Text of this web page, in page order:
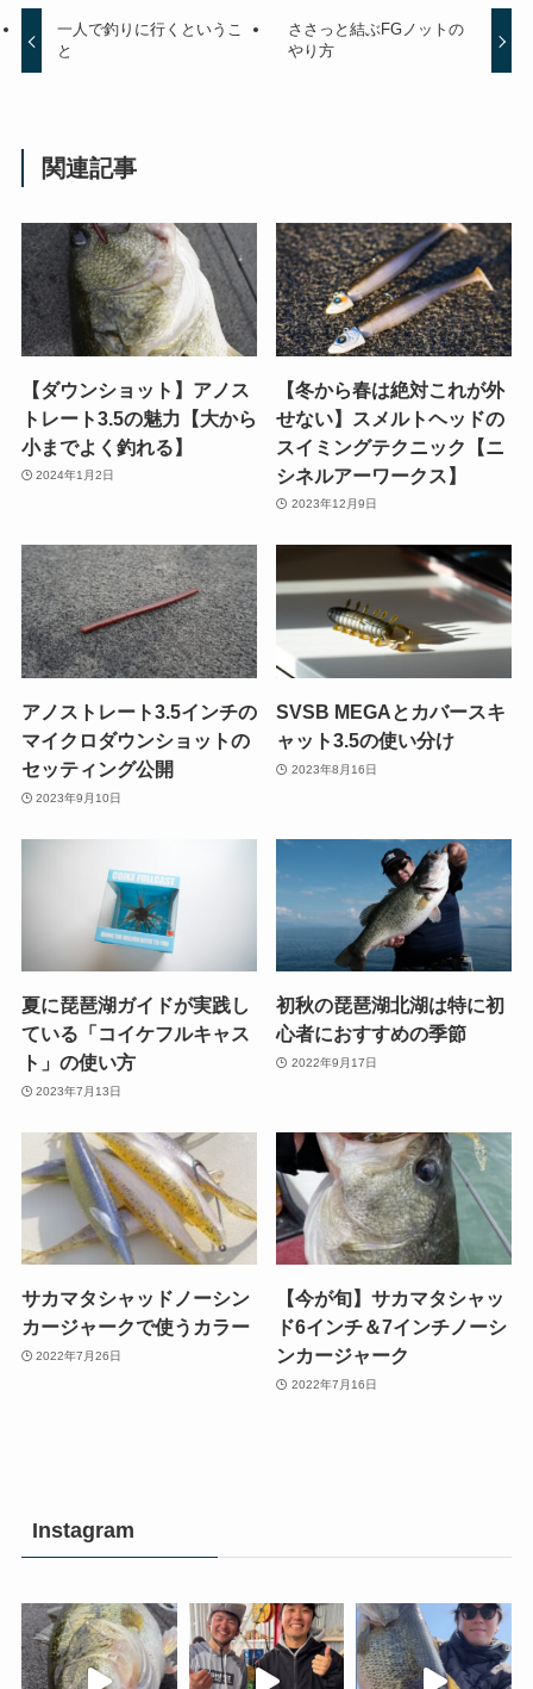
一人で釣りに行くというこ
と
ささっと結ぶFGノットの
やり方
関連記事
【ダウンショット】アノス
トレート3.5の魅力【大から
小までよく釣れる】
2024年1月2日
【冬から春は絶対これが外
せない】スメルトヘッドの
スイミングテクニック【ニ
シネルアーワークス】
2023年12月9日
アノストレート3.5インチの
マイクロダウンショットの
セッティング公開
2023年9月10日
SVSB MEGAとカバースキ
ャット3.5の使い分け
2023年8月16日
夏に琵琶湖ガイドが実践し
ている「コイケフルキャス
ト」の使い方
2023年7月13日
初秋の琵琶湖北湖は特に初
心者におすすめの季節
2022年9月17日
サカマタシャッドノーシン
カージャークで使うカラー
2022年7月26日
【今が旬】サカマタシャッ
ド6インチ＆7インチノーシ
ンカージャーク
2022年7月16日
Instagram